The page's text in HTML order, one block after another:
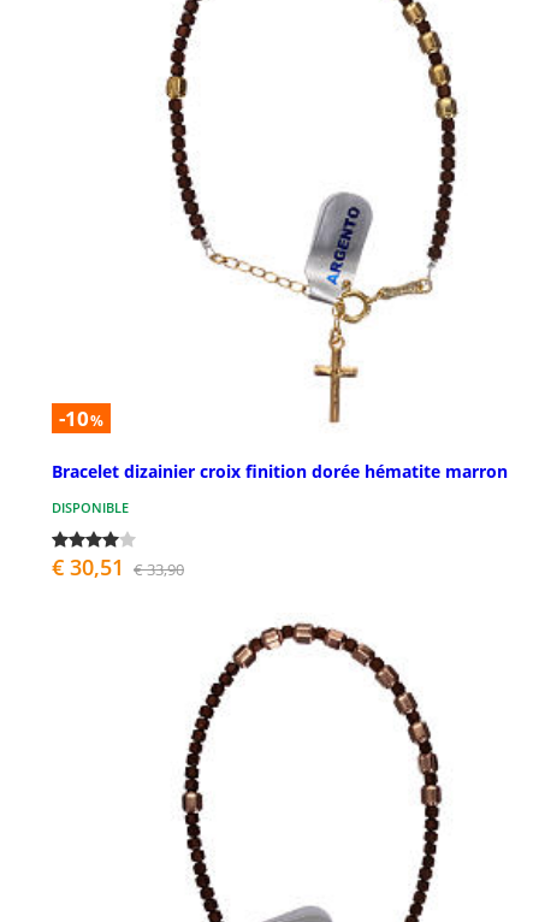
-10%
Bracelet dizainier croix finition dorée hématite marron
DISPONIBLE
€ 30,51 € 33,90